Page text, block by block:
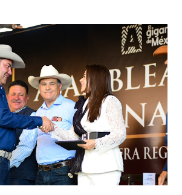
Municipio capital. Leo Montañez
programa se usarán cerca de 90 mil
de pintura, para dar inicio en la calle
F. Elizondo y la calle 22 de Octubre, con
en 66 casas. Posteriormente se
a Villas de Nuestra Señora de la
y Decreto 27 de Septiembre, en
Ojo de Agua, en la comunidad
y en los edificios de...